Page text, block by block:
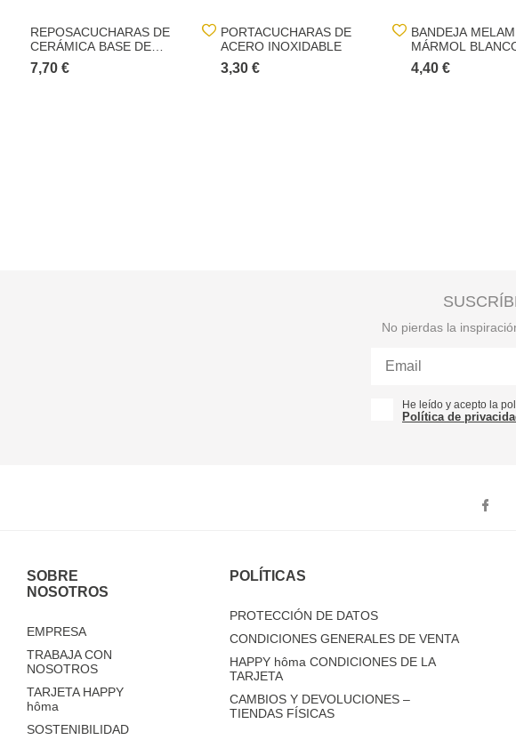
REPOSACUCHARAS DE
CERÁMICA BASE DE
BAMBÚ
7,70 €
PORTACUCHARAS DE
ACERO INOXIDABLE
3,30 €
BANDEJA
MÁRMOL
43X33CM
4,40 €
No pierdas la
He leído y acepto la
Política de
SOBRE
NOSOTROS
EMPRESA
TRABAJA CON
NOSOTROS
TARJETA HAPPY
hôma
SOSTENIBILIDAD
POLÍTICAS
PROTECCIÓN DE DATOS
CONDICIONES GENERALES DE VENTA
HAPPY hôma CONDICIONES DE LA
TARJETA
CAMBIOS Y DEVOLUCIONES –
TIENDAS FÍSICAS